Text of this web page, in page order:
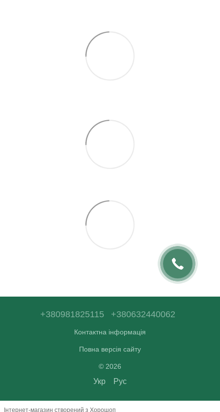
+380981825115 +380632440062
Контактна інформація
Повна версія сайту
© 2026
Укр Рус
Інтернет-магазин створений з Хорошоп